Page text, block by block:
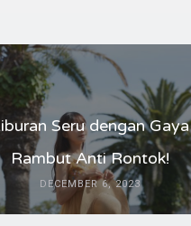
Seru dengan Gaya
Rambut Anti Rontok!
DECEMBER 6, 2023